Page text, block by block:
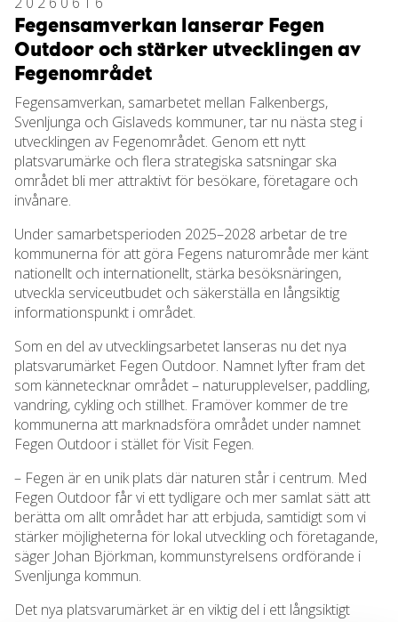
Fegensamverkan lanserar Fegen
Outdoor och stärker utvecklingen av
Fegenområdet
Fegensamverkan, samarbetet mellan Falkenbergs,
Svenljunga och Gislaveds kommuner, tar nu nästa steg i
utvecklingen av Fegenområdet. Genom ett nytt
platsvarumärke och flera strategiska satsningar ska
området bli mer attraktivt för besökare, företagare och
invånare.
Under samarbetsperioden 2025–2028 arbetar de tre
kommunerna för att göra Fegens naturområde mer känt
nationellt och internationellt, stärka besöksnäringen,
utveckla serviceutbudet och säkerställa en långsiktig
informationspunkt i området.
Som en del av utvecklingsarbetet lanseras nu det nya
platsvarumärket Fegen Outdoor. Namnet lyfter fram det
som kännetecknar området – naturupplevelser, paddling,
vandring, cykling och stillhet. Framöver kommer de tre
kommunerna att marknadsföra området under namnet
Fegen Outdoor i stället för Visit Fegen.
– Fegen är en unik plats där naturen står i centrum. Med
Fegen Outdoor får vi ett tydligare och mer samlat sätt att
berätta om allt området har att erbjuda, samtidigt som vi
stärker möjligheterna för lokal utveckling och företagande,
säger Johan Björkman, kommunstyrelsens ordförande i
Svenljunga kommun.
Det nya platsvarumärket är en viktig del i ett långsiktigt